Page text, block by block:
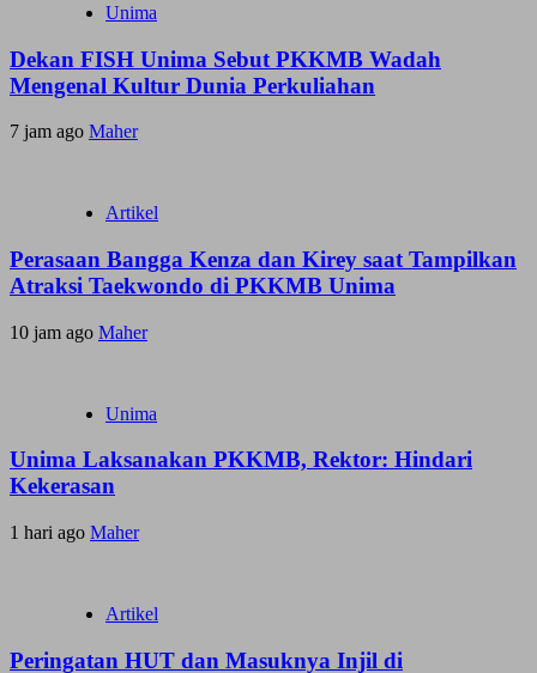
Unima
Dekan FISH Unima Sebut PKKMB Wadah
Mengenal Kultur Dunia Perkuliahan
7 jam ago Maher
Artikel
Perasaan Bangga Kenza dan Kirey saat Tampilkan
Atraksi Taekwondo di PKKMB Unima
10 jam ago Maher
Unima
Unima Laksanakan PKKMB, Rektor: Hindari
Kekerasan
1 hari ago Maher
Artikel
Peringatan HUT dan Masuknya Injil di